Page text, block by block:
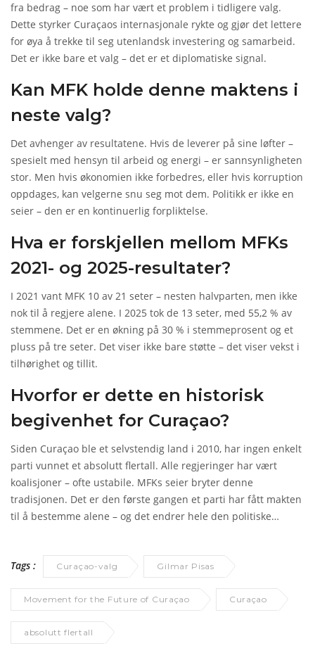
fra bedrag – noe som har vært et problem i tidligere valg.
Dette styrker Curaçaos internasjonale rykte og gjør det lettere
for øya å trekke til seg utenlandsk investering og samarbeid.
Det er ikke bare et valg – det er et diplomatiske signal.
Kan MFK holde denne maktens i
neste valg?
Det avhenger av resultatene. Hvis de leverer på sine løfter –
spesielt med hensyn til arbeid og energi – er sannsynligheten
stor. Men hvis økonomien ikke forbedres, eller hvis korruption
oppdages, kan velgerne snu seg mot dem. Politikk er ikke en
seier – den er en kontinuerlig forpliktelse.
Hva er forskjellen mellom MFKs
2021- og 2025-resultater?
I 2021 vant MFK 10 av 21 seter – nesten halvparten, men ikke
nok til å regjere alene. I 2025 tok de 13 seter, med 55,2 % av
stemmene. Det er en økning på 30 % i stemmeprosent og et
pluss på tre seter. Det viser ikke bare støtte – det viser vekst i
tilhørighet og tillit.
Hvorfor er dette en historisk
begivenhet for Curaçao?
Siden Curaçao ble et selvstendig land i 2010, har ingen enkelt
parti vunnet et absolutt flertall. Alle regjeringer har vært
koalisjoner – ofte ustabile. MFKs seier bryter denne
tradisjonen. Det er den første gangen et parti har fått makten
til å bestemme alene – og det endrer hele den politiske
Tags : Curaçao-valg Gilmar Pisas
Movement for the Future of Curaçao Curaçao
absolutt flertall